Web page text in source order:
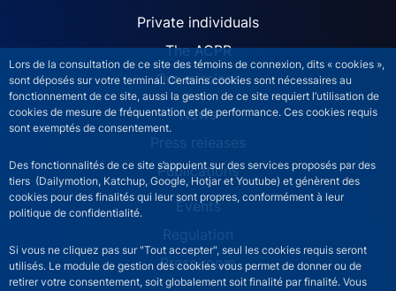
Lors de la consultation de ce site des témoins de connexion, dits « cookies »,
sont déposés sur votre terminal. Certains cookies sont nécessaires au
fonctionnement de ce site, aussi la gestion de ce site requiert l’utilisation de
cookies de mesure de fréquentation et de performance. Ces cookies requis
sont exemptés de consentement.
Des fonctionnalités de ce site s’appuient sur des services proposés par des
tiers (Dailymotion, Katchup, Google, Hotjar et Youtube) et génèrent des
cookies pour des finalités qui leur sont propres, conformément à leur
politique de confidentialité.
Si vous ne cliquez pas sur "Tout accepter", seul les cookies requis seront
utilisés. Le module de gestion des cookies vous permet de donner ou de
retirer votre consentement, soit globalement soit finalité par finalité. Vous
ACPR site navigation
Private individuals
The ACPR
Our missions
News
Press releases
Publications
Events
Regulation
Press room